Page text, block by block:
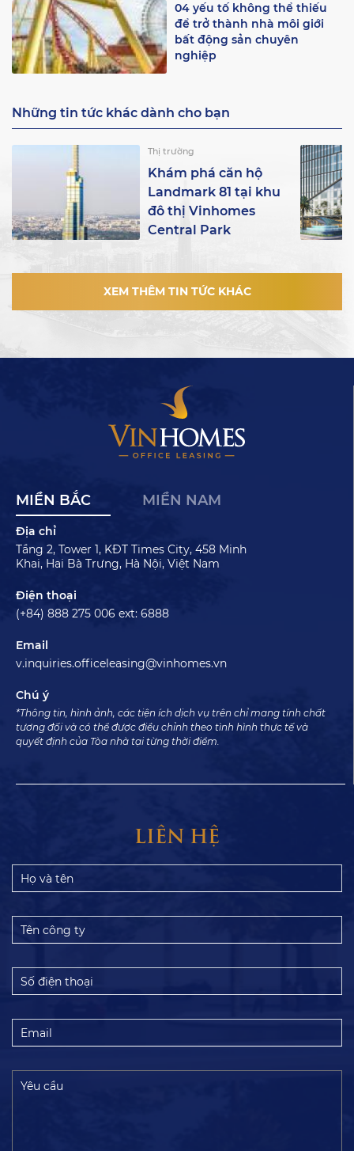
04 yếu tố không thể thiếu
để trở thành nhà môi giới
bất động sản chuyên
nghiệp
Những tin tức khác dành cho bạn
Thị trường
Khám phá căn hộ
Landmark 81 tại khu
đô thị Vinhomes
Central Park
XEM THÊM TIN TỨC KHÁC
MIỀN BẮC MIỀN NAM
Địa chỉ
Tầng 2, Tower 1, KĐT Times City, 458 Minh
Khai, Hai Bà Trưng, Hà Nội, Việt Nam
Điện thoại
(+84) 888 275 006 ext: 6888
Email
v.inquiries.officeleasing@vinhomes.vn
Chú ý
*Thông tin, hình ảnh, các tiện ích dịch vụ trên chỉ mang tính chất
tương đối và có thể được điều chỉnh theo tình hình thực tế và
quyết định của Tòa nhà tại từng thời điểm.
LIÊN HỆ
Họ
và
Tên
công
Số
điện
Email
Yêu